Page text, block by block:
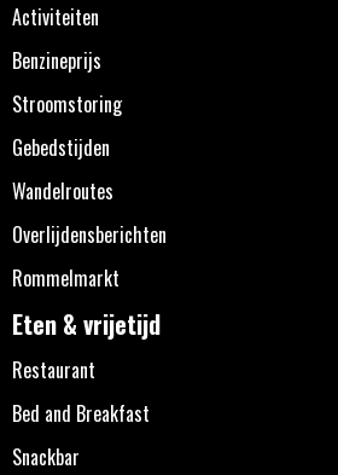
Activiteiten
Benzineprijs
Stroomstoring
Gebedstijden
Wandelroutes
Overlijdensberichten
Rommelmarkt
Eten & vrijetijd
Restaurant
Bed and Breakfast
Snackbar